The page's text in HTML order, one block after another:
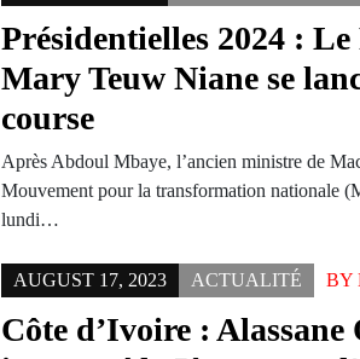
Présidentielles 2024 : Le
Mary Teuw Niane se
course
Après Abdoul Mbaye, l’ancien ministre de
Mouvement pour la transformation nationale
lundi…
AUGUST 17, 2023 ACTUALITÉ BY
Côte d’Ivoire :